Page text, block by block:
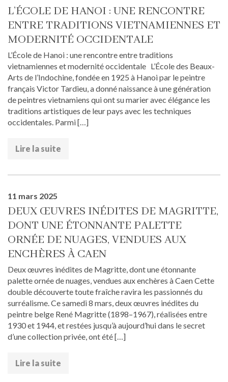
L’ÉCOLE DE HANOI : UNE RENCONTRE
ENTRE TRADITIONS VIETNAMIENNES ET
MODERNITÉ OCCIDENTALE
L’École de Hanoi : une rencontre entre traditions
vietnamiennes et modernité occidentale L’École des Beaux-
Arts de l’Indochine, fondée en 1925 à Hanoi par le peintre
français Victor Tardieu, a donné naissance à une génération
de peintres vietnamiens qui ont su marier avec élégance les
traditions artistiques de leur pays avec les techniques
occidentales. Parmi […]
Lire la suite
11 mars 2025
DEUX ŒUVRES INÉDITES DE MAGRITTE,
DONT UNE ÉTONNANTE PALETTE
ORNÉE DE NUAGES, VENDUES AUX
ENCHÈRES À CAEN
Deux œuvres inédites de Magritte, dont une étonnante
palette ornée de nuages, vendues aux enchères à Caen Cette
double découverte toute fraîche ravira les passionnés du
surréalisme. Ce samedi 8 mars, deux œuvres inédites du
peintre belge René Magritte (1898–1967), réalisées entre
1930 et 1944, et restées jusqu’à aujourd’hui dans le secret
d’une collection privée, ont été […]
Lire la suite